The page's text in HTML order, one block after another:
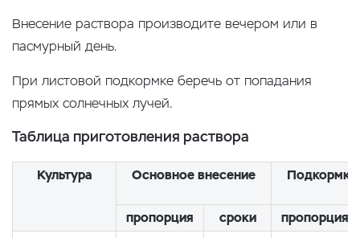
Внесение раствора производите вечером или в
пасмурный день.
При листовой подкормке беречь от попадания
прямых солнечных лучей.
Таблица приготовления раствора
Культура Основное внесение Подкормка
пропорция сроки
пропорция